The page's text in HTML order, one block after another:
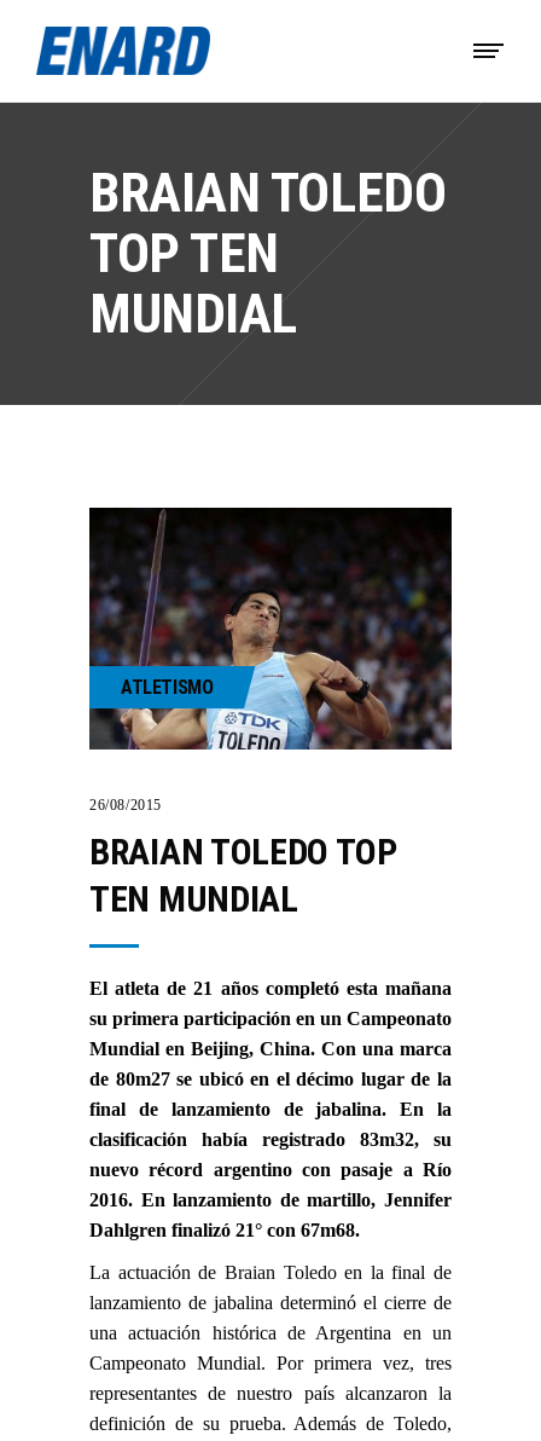
BRAIAN TOLEDO
TOP TEN
MUNDIAL
ATLETISMO
26/08/2015
BRAIAN TOLEDO TOP
TEN MUNDIAL
El atleta de 21 años completó esta mañana
su primera participación en un Campeonato
Mundial en Beijing, China. Con una marca
de 80m27 se ubicó en el décimo lugar de la
final de lanzamiento de jabalina. En la
clasificación había registrado 83m32, su
nuevo récord argentino con pasaje a Río
2016. En lanzamiento de martillo, Jennifer
Dahlgren finalizó 21° con 67m68.
La actuación de Braian Toledoen la final de
lanzamiento de jabalina determinó el cierre de
una actuación histórica de Argentina en un
Campeonato Mundial. Por primera vez, tres
representantes de nuestro país alcanzaron la
definición de su prueba. Además de Toledo,